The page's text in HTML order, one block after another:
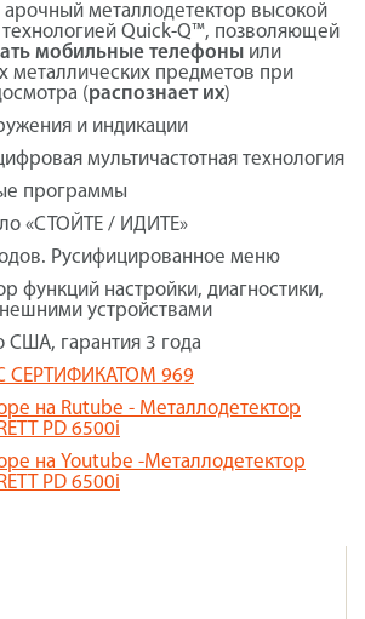
металлодетектор высокой
технологией Quick-Q™, позволяющей
мобильные телефоны или
металлических предметов при
(распознает их)
и индикации
мультичастотная технология
программы
«СТОЙТЕ / ИДИТЕ»
Русифицированное меню
функций настройки, диагностики,
устройствами
США, гарантия 3 года
СЕРТИФИКАТОМ 969
на Rutube - Металлодетектор
PD 6500i
на Youtube -Металлодетектор
PD 6500i